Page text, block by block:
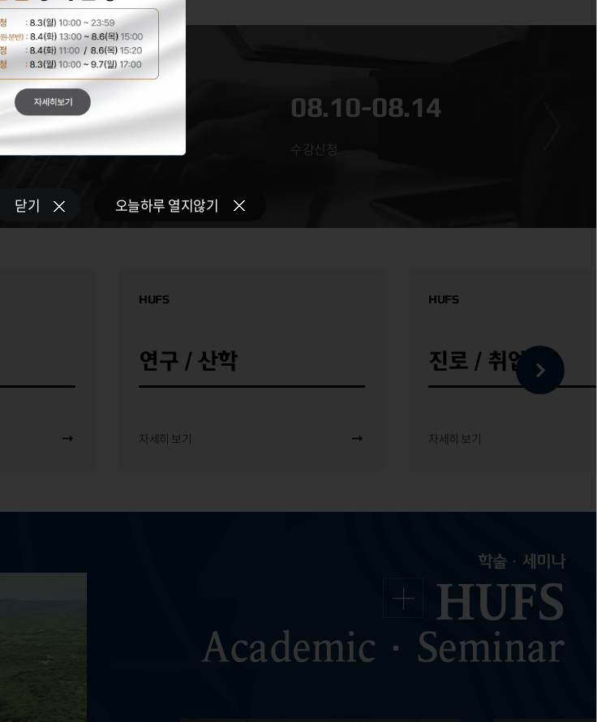
08.03
사전수강신청
08.10-08.14
수강신청
HUFS
연구 / 산학
자세히 보기
HUFS
진로 / 취업
자세히 보기
학술·세미나
HUFS
Academic·Seminar
닫기 오늘하루 열지않기